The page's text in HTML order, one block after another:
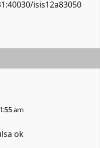
isis12a83050
am
ok